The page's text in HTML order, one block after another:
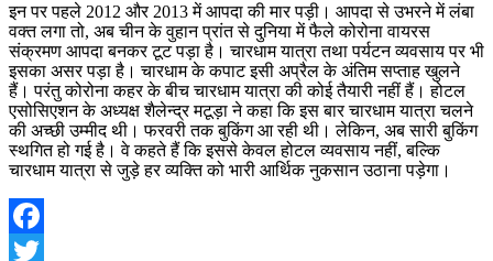
इन पर पहले 2012 और 2013 में आपदा की मार पड़ी। आपदा से उभरने में लंबा
वक्त लगा तो, अब चीन के वुहान प्रांत से दुनिया में फैले कोरोना वायरस
संक्रमण आपदा बनकर टूट पड़ा है। चारधाम यात्रा तथा पर्यटन व्यवसाय पर भी
इसका असर पड़ा है। चारधाम के कपाट इसी अप्रैल के अंतिम सप्ताह खुलने
हैं। परंतु कोरोना कहर के बीच चारधाम यात्रा की कोई तैयारी नहीं हैं। होटल
एसोसिएशन के अध्यक्ष शैलेन्द्र मटूड़ा ने कहा कि इस बार चारधाम यात्रा चलने
की अच्छी उम्मीद थी। फरवरी तक बुकिंग आ रही थी। लेकिन, अब सारी बुकिंग
स्थगित हो गई है। वे कहते हैं कि इससे केवल होटल व्यवसाय नहीं, बल्कि
चारधाम यात्रा से जुड़े हर व्यक्ति को भारी आर्थिक नुकसान उठाना पड़ेगा।
Facebook